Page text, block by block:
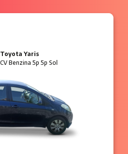
Ford Ka
CV Benzina 3p Plus